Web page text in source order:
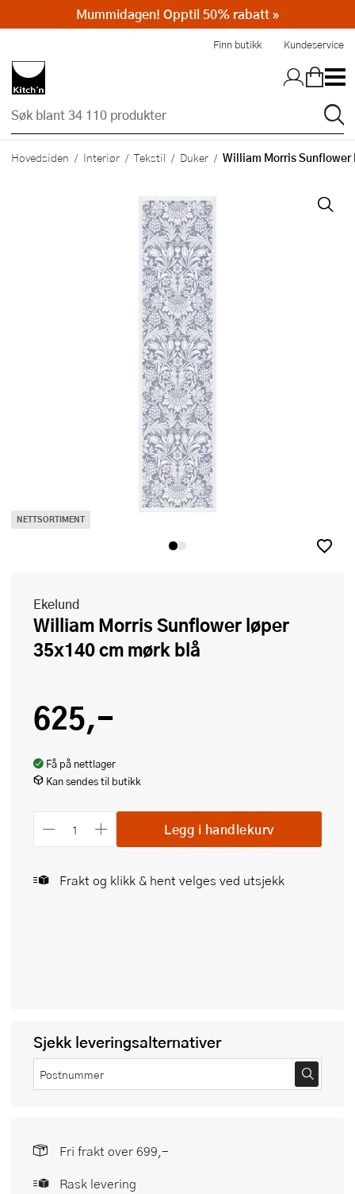
Finn butikk Kundeservice
Hovedsiden Interiør Tekstil Duker William Morris Sunflower
NETTSORTIMENT
Ekelund
William Morris Sunflower løper
35x140 cm mørk blå
625,-
Få på nettlager
Kan sendes til butikk
Legg i handlekurv
Frakt og klikk & hent velges ved utsjekk
Sjekk leveringsalternativer
Fri frakt over 699,-
Rask levering
Mummidagen! Opptil 50% rabatt »